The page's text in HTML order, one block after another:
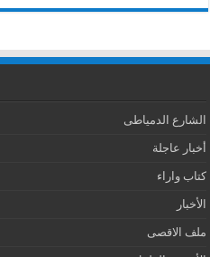
الشارع الدمياطى
أخبار عاجلة
كتاب واراء
الأخبار
ملف الاقصى